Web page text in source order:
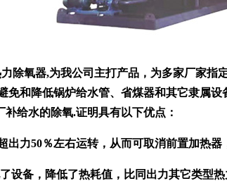
除氧器,为我公司主打产品，为多家厂家
和降低锅炉给水管、省煤器和其它隶属
给水的除氧.证明具有以下优点：
力50％左右运转，从而可取消前置加热器
备，降低了热耗值，比同出力其它类型热